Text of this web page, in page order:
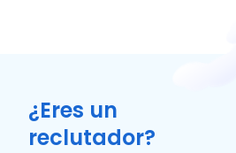
¿Eres un
reclutador?